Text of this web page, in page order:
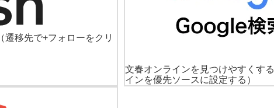
（遷移先で+フォローをクリ
文春オンラインを見つけやすくする
インを優先ソースに設定する）